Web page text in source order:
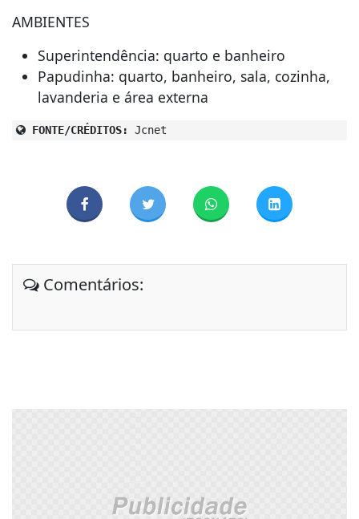
AMBIENTES
Superintendência: quarto e banheiro
Papudinha: quarto, banheiro, sala, cozinha,
lavanderia e área externa
FONTE/CRÉDITOS: Jcnet
Comentários: